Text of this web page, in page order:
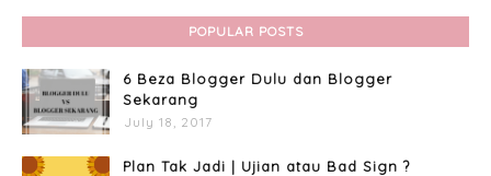
POPULAR POSTS
6 Beza Blogger Dulu dan Blogger
Sekarang
July 18, 2017
Plan Tak Jadi | Ujian atau Bad Sign ?